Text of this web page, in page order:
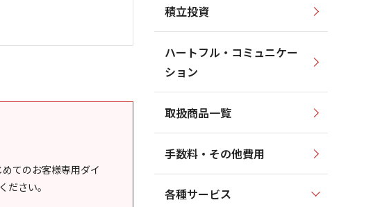
てのお客様専用ダイ
ださい。
積立投資
ハートフル・コミュニケー
ション
取扱商品一覧
手数料・その他費用
各種サービス